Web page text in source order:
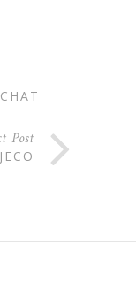
Post